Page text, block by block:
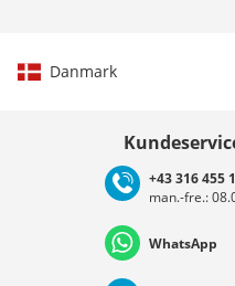
Danmark
Deutschland
+43 316 455
man.-fre.:
WhatsApp